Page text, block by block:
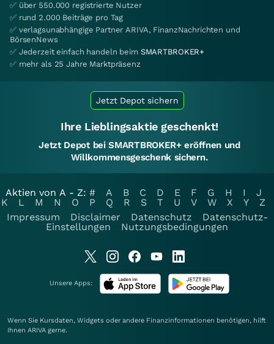
✅ über 550.000 registrierte Nutzer
✅ rund 2.000 Beiträge pro Tag
✅ verlagsunabhängige Partner ARIVA, FinanzNachrichten und
BörsenNews
✅ Jederzeit einfach handeln beim SMARTBROKER+
✅ mehr als 25 Jahre Marktpräsenz
Jetzt Depot sichern
Ihre Lieblingsaktie geschenkt!
Jetzt Depot bei SMARTBROKER+ eröffnen und
Willkommensgeschenk sichern.
Aktien von A - Z: # A B C D E F G H I
J
K
L M N O P Q R S T U V W X Y
Z
Impressum
Disclaimer Datenschutz
Datenschutz-
Einstellungen
Nutzungsbedingungen
Unsere Apps:
Wenn Sie Kursdaten, Widgets oder andere Finanzinformationen benötigen, hilft
Ihnen ARIVA gerne.